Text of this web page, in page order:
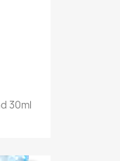
30ml